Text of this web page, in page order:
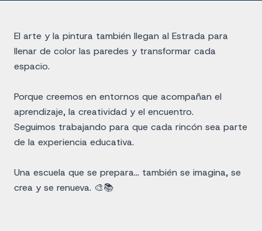
El arte y la pintura también llegan al Estrada para
llenar de color las paredes y transformar cada
espacio.
Porque creemos en entornos que acompañan el
aprendizaje, la creatividad y el encuentro.
Seguimos trabajando para que cada rincón sea parte
de la experiencia educativa.
Una escuela que se prepara… también se imagina, se
crea y se renueva. 🎨📚